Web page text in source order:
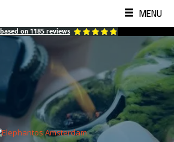
MENU
based on 1185 reviews